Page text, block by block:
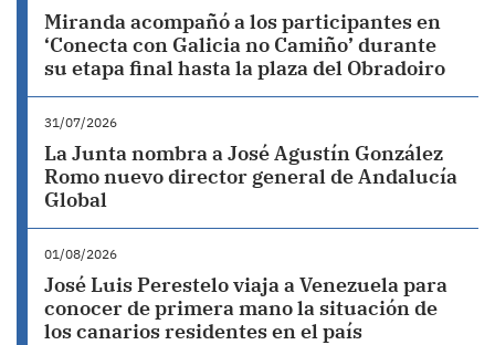
Miranda acompañó a los participantes en
‘Conecta con Galicia no Camiño’ durante
su etapa final hasta la plaza del Obradoiro
31/07/2026
La Junta nombra a José Agustín González
Romo nuevo director general de Andalucía
Global
01/08/2026
José Luis Perestelo viaja a Venezuela para
conocer de primera mano la situación de
los canarios residentes en el país